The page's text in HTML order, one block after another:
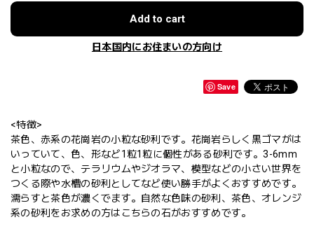
Add to cart
日本国内にお住まいの方向け
Save
<特徴>
茶色、赤系の花崗岩の小粒な砂利です。花崗岩らしく黒ゴマがは
いっていて、色、形など1粒1粒に個性がある砂利です。3-6mm
と小粒なので、テラリウムやジオラマ、模型などの小さい世界を
つくる際や水槽の砂利としてなど使い勝手がよくおすすめです。
濡らすと茶色が濃くでます。自然な色味の砂利、茶色、オレンジ
系の砂利をお求めの方はこちらの石がおすすめです。